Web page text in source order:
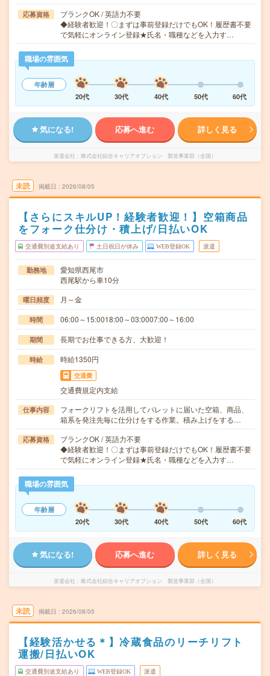
応募資格
ブランクOK / 英語力不要
◆経験者歓迎！〇まずは事前登録だけでもOK！履歴書不要
で気軽にオンライン登録★氏名・職種などを入力す…
職場の雰囲気
年齢層
20代
30代 40代 50代 60代
気になる! 応募へ進む 詳しく見る
派遣会社 株式会社綜合キャリアオプション 製造事業部（全国）
未読 掲載日 2026/08/05
【さらにスキルUP！経験者歓迎！】空箱商品
をフォーク仕分け・積上げ/日払いOK
交通費別途支給あり 土日祝日が休み WEB登録OK 派遣
勤務地
愛知県西尾市
西尾駅から車10分
曜日頻度 月～金
時間 06:00～15:0018:00～03:0007:00～16:00
期間 長期でお仕事できる方、大歓迎！
時給 時給1350円
交通費
交通費規定内支給
仕事内容
フォークリフトを活用してパレットに届いた空箱、商品、
箱系を発注先毎に仕分けをする作業。積み上げをする…
応募資格
ブランクOK / 英語力不要
◆経験者歓迎！〇まずは事前登録だけでもOK！履歴書不要
で気軽にオンライン登録★氏名・職種などを入力す…
職場の雰囲気
年齢層
20代
30代 40代 50代 60代
気になる! 応募へ進む 詳しく見る
派遣会社 株式会社綜合キャリアオプション 製造事業部（全国）
未読 掲載日 2026/08/05
【経験活かせる＊】冷蔵食品のリーチリフト
運搬/日払いOK
交通費別途支給あり WEB登録OK 派遣